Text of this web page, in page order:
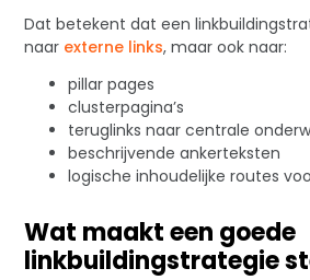
Dat betekent dat een
naar externe links, maar ook naar:
pillar pages
clusterpagina’s
teruglinks naar centrale
beschrijvende ankerteksten
logische inhoudelijke routes
Wat maakt een goede
linkbuildingstrategie